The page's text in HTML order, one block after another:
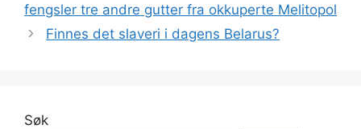
fengsler tre andre gutter fra okkuperte Melitopol
Finnes det slaveri i dagens Belarus?
Søk